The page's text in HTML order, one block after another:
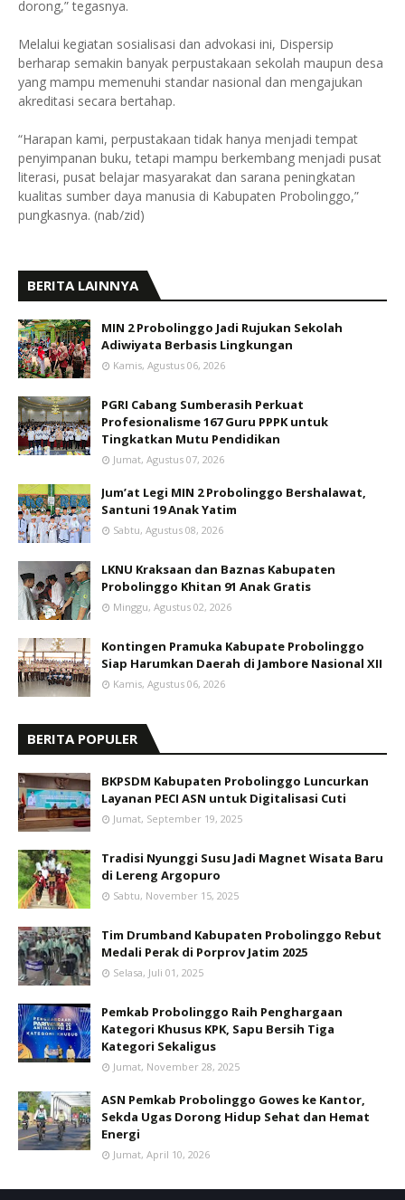
dorong,” tegasnya.
Melalui kegiatan sosialisasi dan advokasi ini, Dispersip
berharap semakin banyak perpustakaan sekolah maupun desa
yang mampu memenuhi standar nasional dan mengajukan
akreditasi secara bertahap.
“Harapan kami, perpustakaan tidak hanya menjadi tempat
penyimpanan buku, tetapi mampu berkembang menjadi pusat
literasi, pusat belajar masyarakat dan sarana peningkatan
kualitas sumber daya manusia di Kabupaten Probolinggo,”
pungkasnya. (nab/zid)
BERITA LAINNYA
MIN 2 Probolinggo Jadi Rujukan Sekolah
Adiwiyata Berbasis Lingkungan
Kamis, Agustus 06, 2026
PGRI Cabang Sumberasih Perkuat
Profesionalisme 167 Guru PPPK untuk
Tingkatkan Mutu Pendidikan
Jumat, Agustus 07, 2026
Jum’at Legi MIN 2 Probolinggo Bershalawat,
Santuni 19 Anak Yatim
Sabtu, Agustus 08, 2026
LKNU Kraksaan dan Baznas Kabupaten
Probolinggo Khitan 91 Anak Gratis
Minggu, Agustus 02, 2026
Kontingen Pramuka Kabupate Probolinggo
Siap Harumkan Daerah di Jambore Nasional XII
Kamis, Agustus 06, 2026
BERITA POPULER
BKPSDM Kabupaten Probolinggo Luncurkan
Layanan PECI ASN untuk Digitalisasi Cuti
Jumat, September 19, 2025
Tradisi Nyunggi Susu Jadi Magnet Wisata Baru
di Lereng Argopuro
Sabtu, November 15, 2025
Tim Drumband Kabupaten Probolinggo Rebut
Medali Perak di Porprov Jatim 2025
Selasa, Juli 01, 2025
Pemkab Probolinggo Raih Penghargaan
Kategori Khusus KPK, Sapu Bersih Tiga
Kategori Sekaligus
Jumat, November 28, 2025
ASN Pemkab Probolinggo Gowes ke Kantor,
Sekda Ugas Dorong Hidup Sehat dan Hemat
Energi
Jumat, April 10, 2026